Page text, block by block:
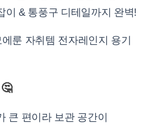
이 & 통풍구 디테일까지 완벽!
큰 편이라 보관 공간이